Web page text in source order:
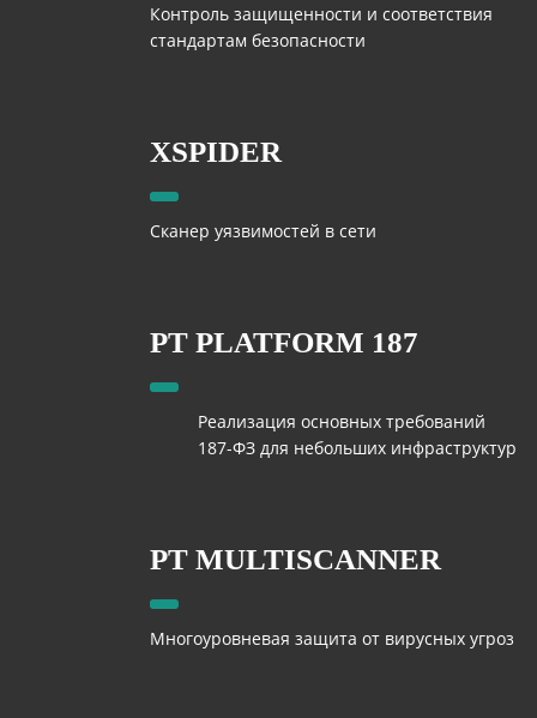
Контроль защищенности и соответствия
стандартам безопасности
XSPIDER
Сканер уязвимостей в сети
PT PLATFORM 187
Реализация основных требований
187-ФЗ для небольших инфраструктур
PT MULTISCANNER
Многоуровневая защита от вирусных угроз